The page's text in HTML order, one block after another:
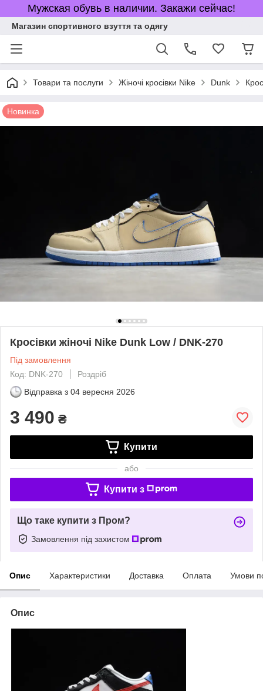
Мужская обувь в наличии. Закажи сейчас!
Магазин спортивного взуття та одягу
Товари та послуги Жіночі кросівки Nike Dunk
Новинка
Кросівки жіночі Nike Dunk Low / DNK-270
Під замовлення
Код: DNK-270
Роздріб
Відправка з 04 вересня 2026
3 490 ₴
Купити
або
Купити з
Що таке купити з Пром?
Замовлення під захистом
Опис Характеристики Доставка Оплата Умови
Опис